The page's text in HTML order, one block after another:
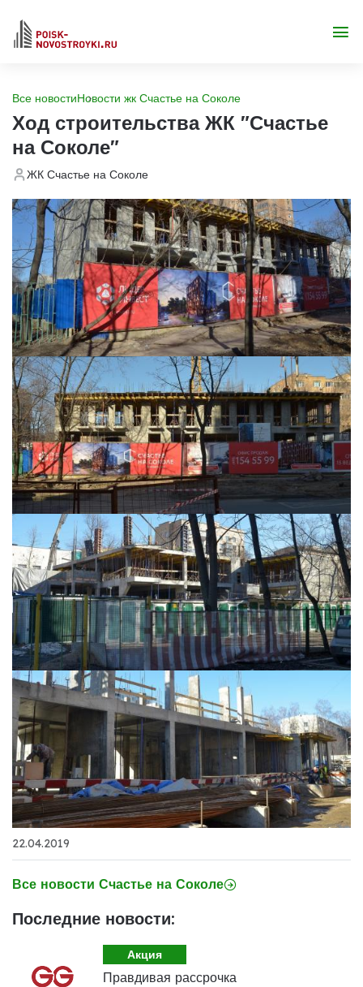
Все новостиНовости жк Счастье на Соколе
Ход строительства ЖК "Счастье
на Соколе"
ЖК Счастье на Соколе
22.04.2019
Все новости Счастье на Соколе
Последние новости:
Акция
Правдивая рассрочка